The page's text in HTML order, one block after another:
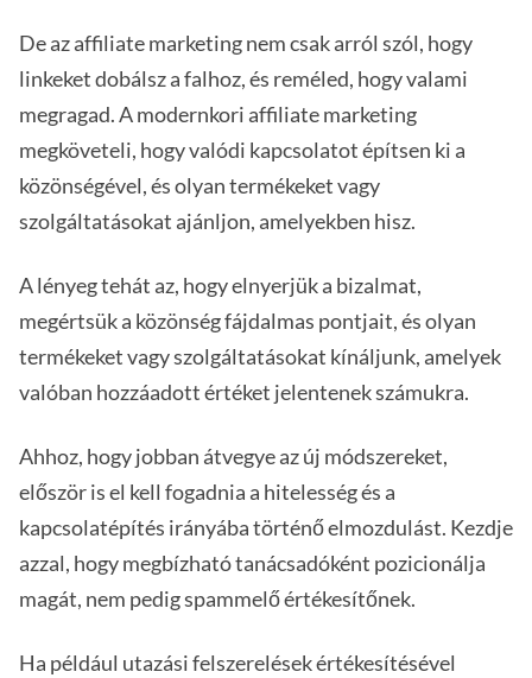
De az affiliate marketing nem csak arról szól, hogy
linkeket dobálsz a falhoz, és reméled, hogy valami
megragad. A modernkori affiliate marketing
megköveteli, hogy valódi kapcsolatot építsen ki a
közönségével, és olyan termékeket vagy
szolgáltatásokat ajánljon, amelyekben hisz.
A lényeg tehát az, hogy elnyerjük a bizalmat,
megértsük a közönség fájdalmas pontjait, és olyan
termékeket vagy szolgáltatásokat kínáljunk, amelyek
valóban hozzáadott értéket jelentenek számukra.
Ahhoz, hogy jobban átvegye az új módszereket,
először is el kell fogadnia a hitelesség és a
kapcsolatépítés irányába történő elmozdulást. Kezdje
azzal, hogy megbízható tanácsadóként pozicionálja
magát, nem pedig spammelő értékesítőnek.
Ha például utazási felszerelések értékesítésével